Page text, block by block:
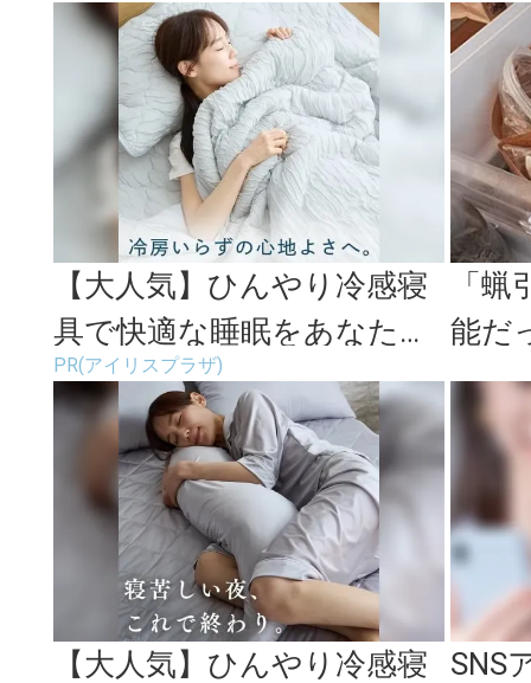
が...
【大人気】ひんやり冷感寝
具で快適な睡眠をあなた
に。
PR(アイリスプラザ)
「
能だ
もキ
く収
【大人気】ひんやり冷感寝
SNS